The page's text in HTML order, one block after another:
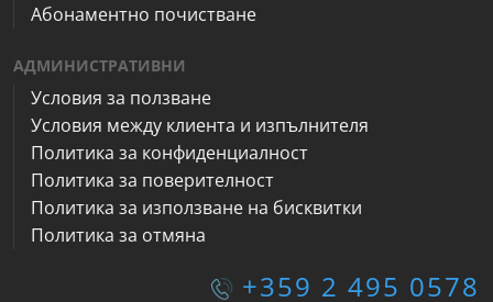
Абонаментно почистване
АДМИНИСТРАТИВНИ
Условия за ползване
Условия между клиента и изпълнителя
Политика за конфиденциалност
Политика за поверителност
Политика за използване на бисквитки
Политика за отмяна
+359 2 495 0578